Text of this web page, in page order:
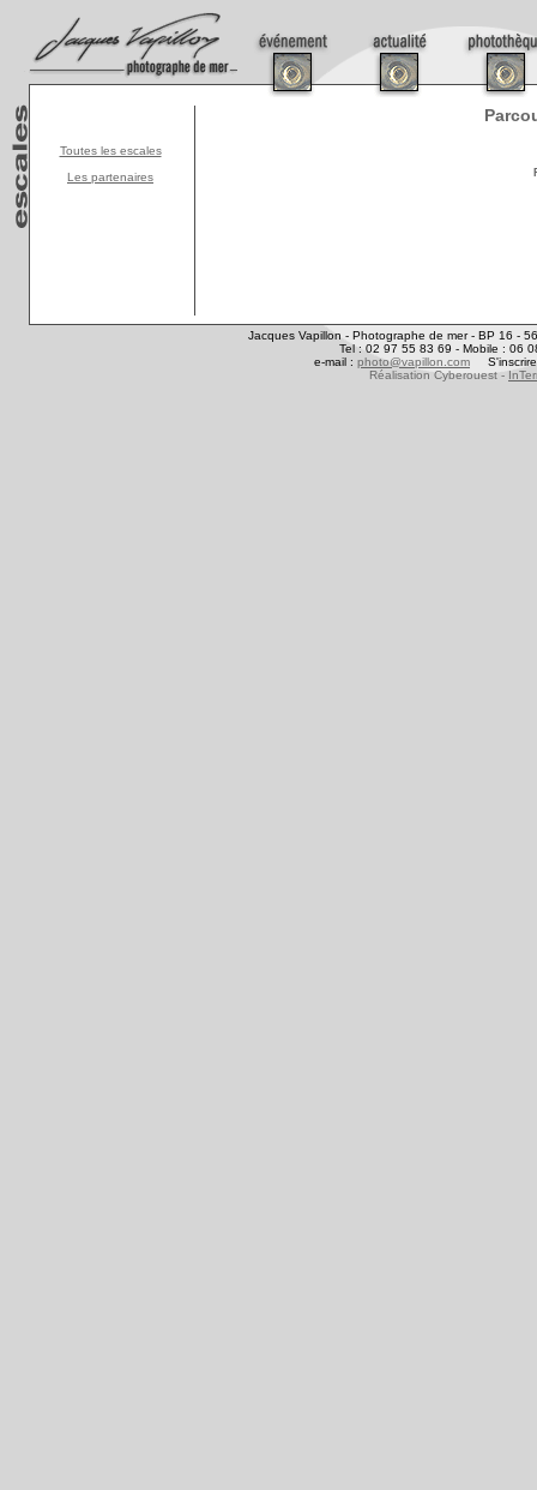
Toutes les escales
Les partenaires
Jacques Vapillon - Photographe de mer - BP 16 -
Tel : 02 97 55 83 69 - Mobile : 06
e-mail : photo@vapillon.com
Réalisation Cyberouest -